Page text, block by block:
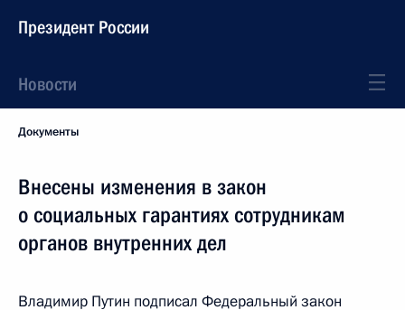
Президент России
Новости
Документы
Внесены изменения в закон
о социальных гарантиях сотрудникам
органов внутренних дел
Владимир Путин подписал Федеральный закон